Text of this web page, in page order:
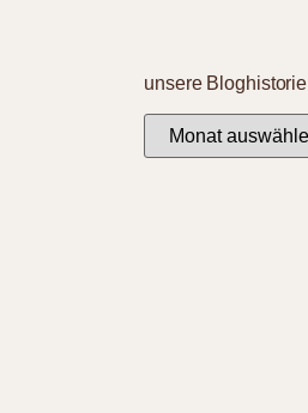
unsere Bloghistorie